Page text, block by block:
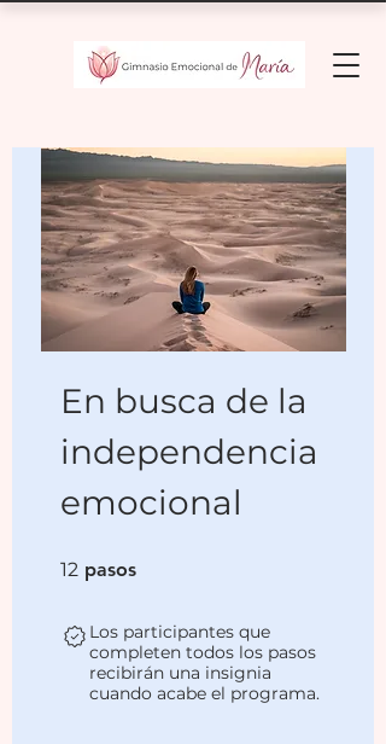
En busca de la
independencia
emocional
12 pasos
Los participantes que
completen todos los pasos
recibirán una insignia
cuando acabe el programa.